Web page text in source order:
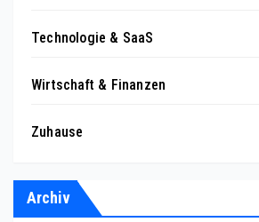
Technologie & SaaS
Wirtschaft & Finanzen
Zuhause
Archiv